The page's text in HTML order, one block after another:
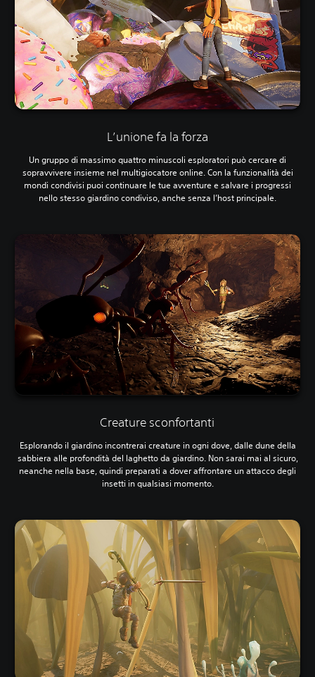
L’unione fa la forza
Un gruppo di massimo quattro minuscoli esploratori può cercare di
sopravvivere insieme nel multigiocatore online. Con la funzionalità dei
mondi condivisi puoi continuare le tue avventure e salvare i progressi
nello stesso giardino condiviso, anche senza l’host principale.
Creature sconfortanti
Esplorando il giardino incontrerai creature in ogni dove, dalle dune della
sabbiera alle profondità del laghetto da giardino. Non sarai mai al sicuro,
neanche nella base, quindi preparati a dover affrontare un attacco degli
insetti in qualsiasi momento.